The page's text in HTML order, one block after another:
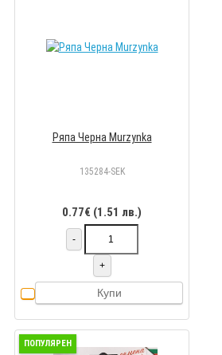
Ряпа Черна Murzynka
135284-SEK
0.77€ (1.51 лв.)
-
+
Купи
ПОПУЛЯРЕН